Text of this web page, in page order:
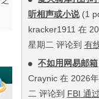
听相声或小说(1
kracker1911 在
星期二 评论到 有
不如用网易邮箱
Craynic 在 2026
二 评论到 FBI 通